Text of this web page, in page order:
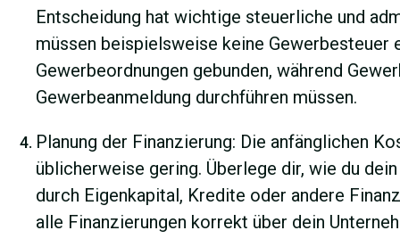
Entscheidung hat wichtige steuerliche und
müssen beispielsweise keine Gewerbesteuer
Gewerbeordnungen gebunden, während
Gewerbeanmeldung durchführen müssen.
Planung der Finanzierung: Die anfänglichen
üblicherweise gering. Überlege dir, wie du
durch Eigenkapital, Kredite oder andere
alle Finanzierungen korrekt über dein